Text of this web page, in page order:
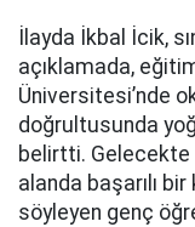
İlayda İkbal İcik,
açıklamada,
Üniversitesi’nde
doğrultusunda
belirtti.
alanda başarılı bir
söyleyen genç